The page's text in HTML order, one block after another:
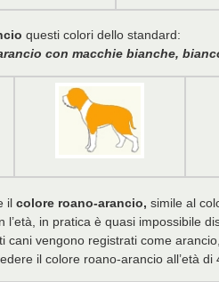
questi colori dello standard:
con macchie bianche,
il colore roano-arancio, simile al
l’età, in pratica è quasi impossibile
cani vengono registrati come
il colore roano-arancio all’età di